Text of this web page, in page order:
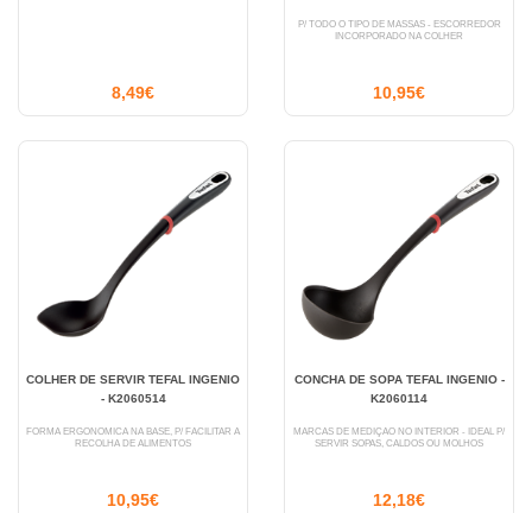
8,49€
P/ TODO O TIPO DE MASSAS - ESCORREDOR
INCORPORADO NA COLHER
10,95€
COLHER DE SERVIR TEFAL INGENIO
- K2060514
FORMA ERGONÓMICA NA BASE, P/ FACILITAR A
RECOLHA DE ALIMENTOS
10,95€
CONCHA DE SOPA TEFAL INGENIO -
K2060114
MARCAS DE MEDIÇÃO NO INTERIOR - IDEAL P/
SERVIR SOPAS, CALDOS OU MOLHOS
12,18€